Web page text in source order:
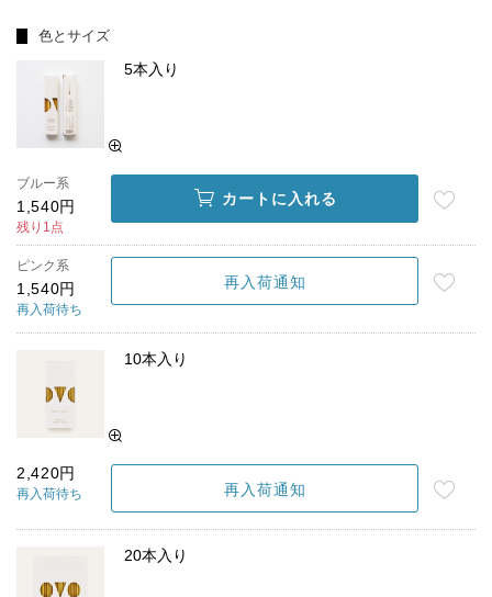
色とサイズ
5本入り
ブルー系
1,540円
残り1点
カートに入れる
ピンク系
1,540円
再入荷待ち
再入荷通知
10本入り
2,420円
再入荷待ち 再入荷通知
20本入り